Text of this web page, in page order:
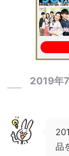
2019年
品